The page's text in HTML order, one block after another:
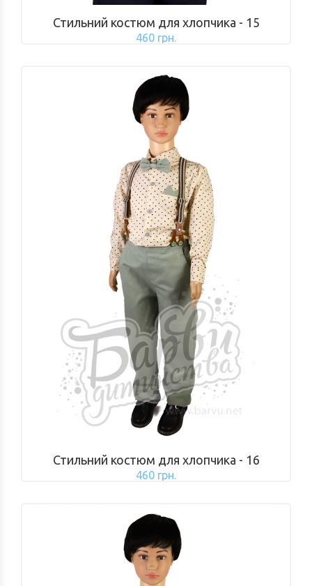
Стильний костюм для хлопчика - 15
460 грн.
Стильний костюм для хлопчика - 16
460 грн.